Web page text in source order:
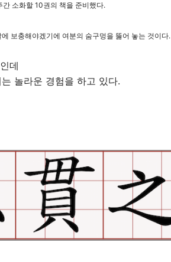
소화할 10권의 책을 준비했다.
보충해야겠기에 여분의 숨구멍을 뚫어 놓는 것이다.
데
놀라운 경험을 하고 있다.